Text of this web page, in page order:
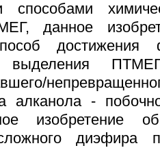
способами
данное
достижения
выделения
алканола -
изобретение
диэфира